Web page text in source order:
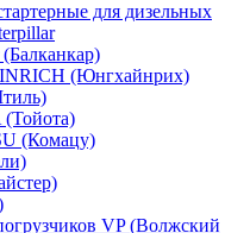
для дизельных
(Юнгхайнрих)
(Тойота)
(Комацу)
VP (Волжский